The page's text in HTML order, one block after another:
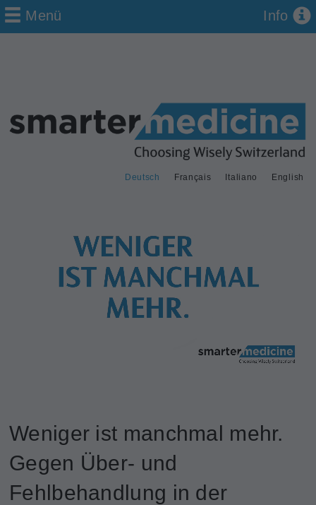
Deutsch Français Italiano English
Menü Info
Weniger ist manchmal mehr.
Gegen Über- und
Fehlbehandlung in der